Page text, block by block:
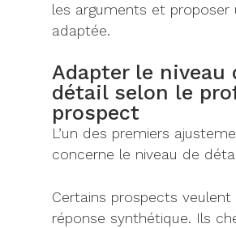
les arguments et proposer
adaptée.
Adapter le niveau
détail selon le
prospect
L’un des premiers
concerne le niveau de
Certains prospects veulent
réponse synthétique. Ils